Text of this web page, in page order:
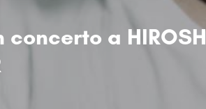
concerto a